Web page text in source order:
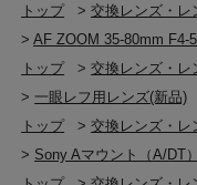
トップ
>交換レンズ・レ
>AF ZOOM 35-80mm F4-
トップ
>交換レンズ・レ
>一眼レフ用レンズ(新品)
トップ
>交換レンズ・レ
> Sony Aマウント（A/DT）